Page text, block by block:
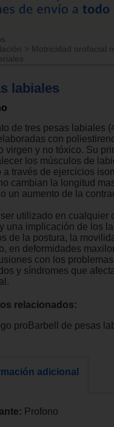
> Motricidad orofacial
labiales
de tres pesas labiales
con
virgen y no tóxico. Su
los músculos de
a través de ejercicios
cambian la longitud
un aumento de la
utilizado en cualquier
una implicación de los
de la postura, la
en deformidades
con los
y síndromes que
relacionados:
proBarbell de pesas
adicional
Profono